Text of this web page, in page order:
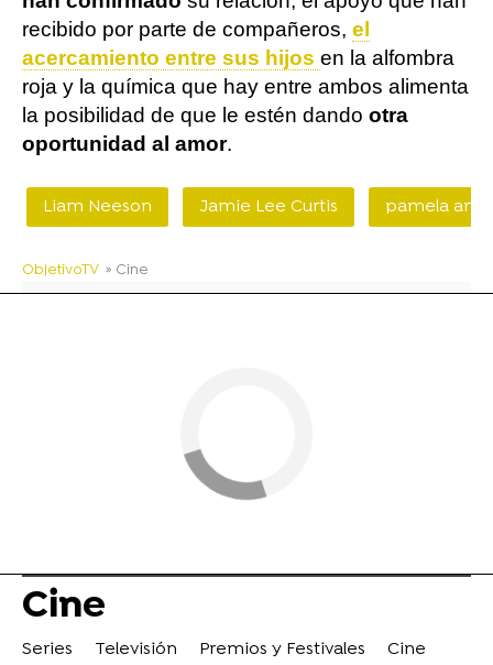
recibido por parte de compañeros, el
acercamiento entre sus hijos en la alfombra
roja y la química que hay entre ambos alimenta
la posibilidad de que le estén dando otra
oportunidad al amor.
Liam Neeson Jamie Lee Curtis pamela
ObjetivoTV » Cine
Cine
Series Televisión Premios y Festivales
Cine